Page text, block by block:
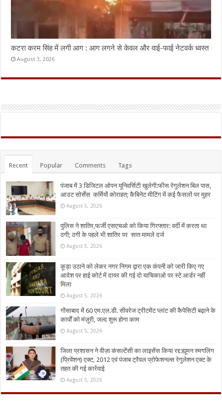
कटरा करम सिंह में लगी आग : आग लगने से केवल और वाई-फाई नेटवर्क ध्वस्त
August 3, 2026
Recent Popular Comments Tags
पंजाब में 3 डिजिटल ओपन यूनिवर्सिटी खुलेगी:फीस रेगुलेशन बिल पास,
आउट सोर्सेस कर्मियों कोराहत; कैबिनेट मीटिंग में कई फैसलों पर मुहर
August 5, 2026
पुलिस ने शातिर,फर्जी एसएचओ को किया गिरफ्तार: वर्दी में करता था
ठगी; ठगी के पहले भी शातिर पर सात मामले दर्ज
August 5, 2026
कूड़ा उठाने को लेकर नगर निगम द्वारा एक कंपनी को जारी किए गए
आदेश पर हाई कोर्ट में दायर की गई दो याचिकाओ पर स्टे आर्डर नहीं
मिला
August 5, 2026
गोंसाबाद में 60 एम.एल.डी. सीवरेज ट्रीटमेंट प्लांट की कैपेसिटी बढ़ाने के
कार्यों को मंज़ूरी, जल्द शुरू होगा काम
August 5, 2026
जिला प्रशासन ने वीज़ा कंसल्टेंसी का लाइसेंस किया रद्द:ह्यूमन स्मगलिंग
(प्रिवेंशन) एक्ट, 2012 एवं पंजाब ट्रैवल प्रोफेशनल्स रेगुलेशन एक्ट के
तहत की गई कार्रवाई
August 5, 2026